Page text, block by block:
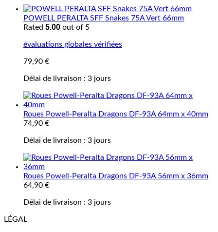
POWELL PERALTA SFF Snakes 75A Vert 66mm
Rated 5.00 out of 5
évaluations globales vérifiées
79,90 €
Délai de livraison : 3 jours
Roues Powell-Peralta Dragons DF-93A 64mm x 40mm
74,90 €
Délai de livraison : 3 jours
Roues Powell-Peralta Dragons DF-93A 56mm x 36mm
64,90 €
Délai de livraison : 3 jours
LÉGAL